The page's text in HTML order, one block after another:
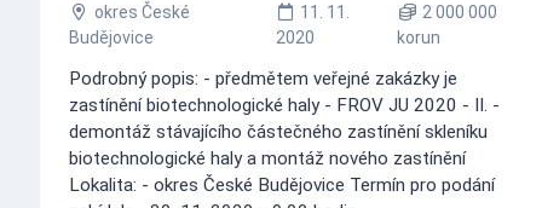
okres České
Budějovice
11. 11.
2020
2 000 000
korun
Podrobný popis: - předmětem veřejné zakázky je
zastínění biotechnologické haly - FROV JU 2020 - II. -
demontáž stávajícího částečného zastínění skleníku
biotechnologické haly a montáž nového zastínění
Lokalita: - okres České Budějovice Termín pro podání